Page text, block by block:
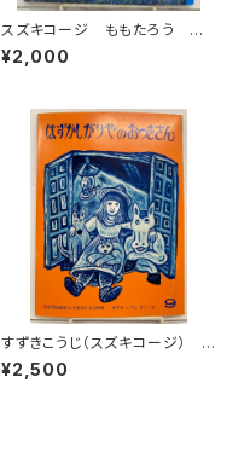
スズキコージ ももたろう 水
谷章三 2003年 初版 にっ
けん教育出版
¥2,000
すずきこうじ（スズキコージ）
はずかしがりやのおつきさん
こどものとも258号 絵本のた
¥2,500